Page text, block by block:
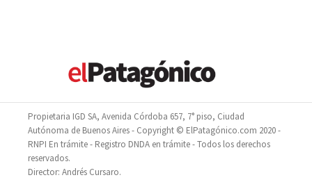
Propietaria IGD SA, Avenida Córdoba 657, 7° piso, Ciudad
Autónoma de Buenos Aires - Copyright © ElPatagónico.com 2020 -
RNPI En trámite - Registro DNDA en trámite - Todos los derechos
reservados.
Director: Andrés Cursaro.